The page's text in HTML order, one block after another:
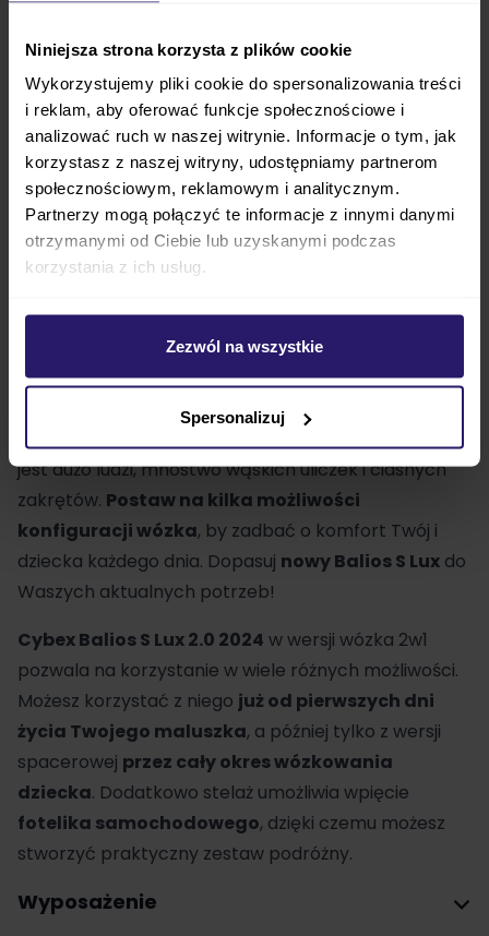
Niniejsza strona korzysta z plików cookie
Wykorzystujemy pliki cookie do spersonalizowania treści
i reklam, aby oferować funkcje społecznościowe i
analizować ruch w naszej witrynie. Informacje o tym, jak
korzystasz z naszej witryny, udostępniamy partnerom
społecznościowym, reklamowym i analitycznym.
Partnerzy mogą połączyć te informacje z innymi danymi
otrzymanymi od Ciebie lub uzyskanymi podczas
korzystania z ich usług.
Zezwól na wszystkie
Spersonalizuj
komfortowa. Producentzwiększa również
wytrzymałość kosza zakupowego. Teraz koszyk
Balios S Lux 2.0 udźwignie aż 10 kg!
Ten model niemieckiego producentaCybexjest
wózkiem, którymożesz używać już od pierwszych
dni życia dziecka. Jest to możliwe dzięki
systemowi 4w1
, co oznacza 4 możliwości
każdym podłożu. Wszystko to dzięki
bezobsługowym kołom, które są całkowicie
odporne na przebicia, a ponadtonie wymagają
. Przednie koła są obrotowe, co
zapewnia łatwe manewrowanie, nawet tam, gdzie
jest dużo ludzi, mnóstwo wąskich uliczek i ciasnych
zakrętów. Postaw na kilka możliwości
konfiguracji wózka, by zadbać o komfort Twój i
dziecka każdego dnia. Dopasuj nowy Balios S Lux do
Waszych aktualnych potrzeb!
Cybex Balios S Lux 2.0 2024 w wersji wózka 2w1
pozwala na korzystanie w wiele różnych możliwości.
Możesz korzystać z niego już od pierwszych dni
życia Twojego maluszka, a później tylko z wersji
spacerowej przez cały okres wózkowania
dziecka. Dodatkowo stelaż umożliwia wpięcie
fotelika samochodowego, dzięki czemu możesz
stworzyć praktyczny zestaw podróżny.
Wyposażenie